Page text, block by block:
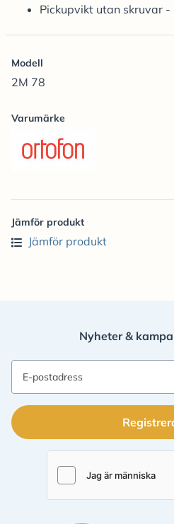
Pickupvikt utan skruvar -
Modell
2M 78
Varumärke
Jämför produkt
Jämför produkt
Nyheter &
E-postadress